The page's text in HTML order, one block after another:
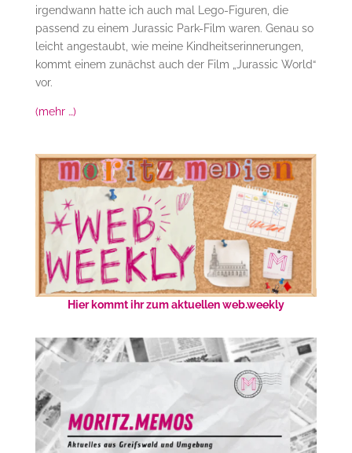
irgendwann hatte ich auch mal Lego-Figuren, die
passend zu einem Jurassic Park-Film waren. Genau so
leicht angestaubt, wie meine Kindheitserinnerungen,
kommt einem zunächst auch der Film „Jurassic World“
vor.
(mehr …)
Hier kommt ihr zum aktuellen web.weekly